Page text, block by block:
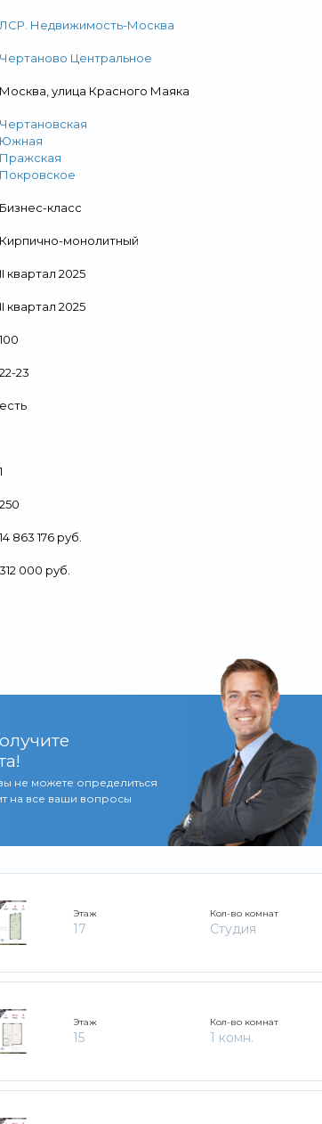
Недвижимость-Москва
Чертаново Центральное
Москва, улица Красного Маяка
Чертановская
Южная
Пражская
Покровское
Бизнес-класс
Кирпично-монолитный
II квартал 2025
II квартал 2025
22-23
есть
250
863 176 руб.
312 000 руб.
не можете определиться
на все ваши вопросы
Этаж
17
Кол-во комнат
Студия
Этаж
15
Кол-во комнат
1 комн.